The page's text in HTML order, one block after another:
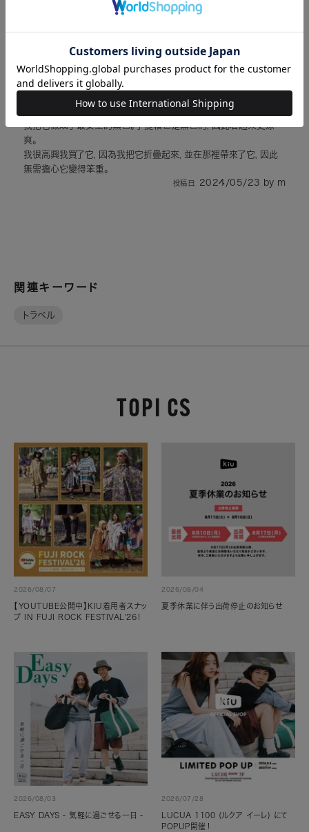
此產品的評論： ( 2 )
為孩子買
幾年前，我買了佩斯利圖案，真是太好了，這次我買了黑色！
我把它做成了最安全的黑色。手提箱也是黑色的，因此看起來更涼
爽。
我很高興我買了它，因為我把它折疊起來，並在那裡帶來了它，因此
無需擔心它變得笨重。
投稿日: 2024/05/23 by m
関連キーワード
トラベル
TOPI CS
2026/08/07
【YOUTUBE公開中】KIU着用者スナッ
プ IN FUJI ROCK FESTIVAL'26！
2026/08/04
夏季休業に伴う出荷停止のお知らせ
2026/08/03
EASY DAYS - 気軽に過ごせる一日 -
2026/07/28
LUCUA 1100 (ルクア イーレ) にて
POPUP開催！